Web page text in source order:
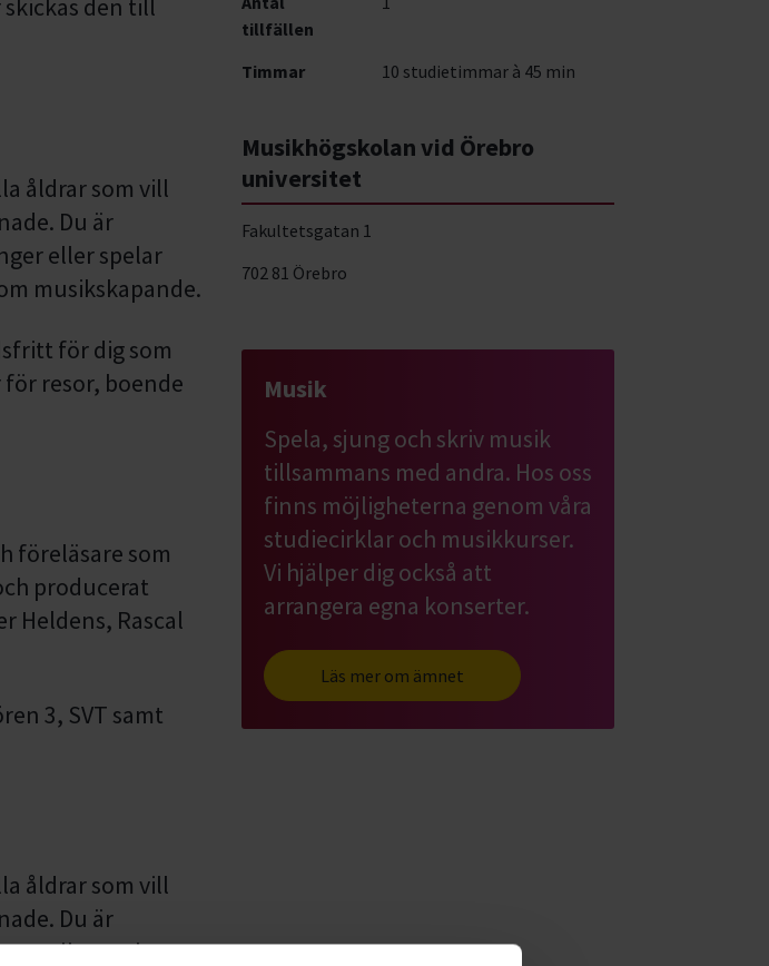
den till
åldrar som vill
Du är
eller spelar
musikskapande.
för dig som
resor, boende
föreläsare som
producerat
Heldens, Rascal
3, SVT samt
åldrar som vill
Du är
eller spelar
tillfällen
Timmar 10 studietimmar à 45 min
Musikhögskolan vid Örebro
universitet
Fakultetsgatan 1
702 81 Örebro
Musik
Spela, sjung och skriv musik
tillsammans med andra. Hos oss
finns möjligheterna genom våra
studiecirklar och musikkurser.
Vi hjälper dig också att
arrangera egna konserter.
Läs mer om ämnet